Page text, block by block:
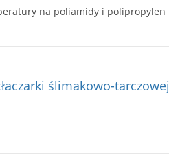
na poliamidy i polipropylen
ślimakowo-tarczowej